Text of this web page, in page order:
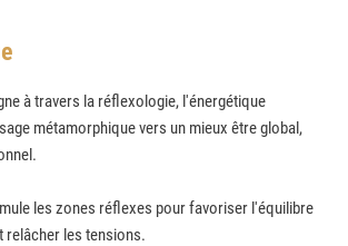
à travers la réflexologie, l'énergétique
métamorphique vers un mieux être global,
les zones réflexes pour favoriser l'équilibre
relâcher les tensions.